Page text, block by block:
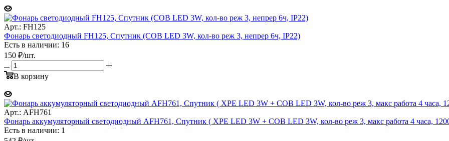
Арт.: FH125
Фонарь светодиодный FH125, Спутник (COB LED 3W, кол-во реж 3, непрер 6ч, IP22)
Есть в наличии: 16
150 ₽/шт.
В корзину
Арт.: AFH761
Фонарь аккумуляторный светодиодный AFH761, Спутник ( XPE LED 3W + COB LED 3W, кол-во реж 3, макс работа 4 часа,
Есть в наличии: 1